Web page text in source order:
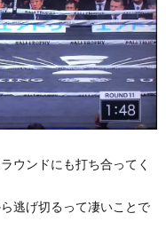
ウンドにも打ち合ってく
逃げ切るって凄いことで